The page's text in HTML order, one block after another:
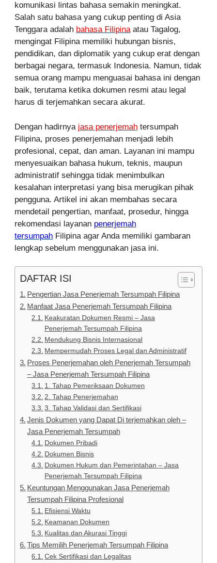
komunikasi lintas bahasa semakin meningkat.
Salah satu bahasa yang cukup penting di Asia
Tenggara adalah bahasa Filipinaatau Tagalog,
mengingat Filipina memiliki hubungan bisnis,
pendidikan, dan diplomatik yang cukup erat dengan
berbagai negara, termasuk Indonesia. Namun, tidak
semua orang mampu menguasai bahasa ini dengan
baik, terutama ketika dokumen resmi atau legal
harus di terjemahkan secara akurat.
Dengan hadirnya jasa penerjemah tersumpah
Filipina, proses penerjemahan menjadi lebih
profesional, cepat, dan aman. Layanan ini mampu
menyesuaikan bahasa hukum, teknis, maupun
administratif sehingga tidak menimbulkan
kesalahan interpretasi yang bisa merugikan pihak
pengguna. Artikel ini akan membahas secara
mendetail pengertian, manfaat, prosedur, hingga
rekomendasi layanan penerjemah
tersumpah Filipina agar Anda memiliki gambaran
lengkap sebelum menggunakan jasa ini.
DAFTAR ISI
Pengertian Jasa Penerjemah Tersumpah Filipina
Manfaat Jasa Penerjemah Tersumpah Filipina
Keakuratan Dokumen Resmi – Jasa
Penerjemah Tersumpah Filipina
Mendukung Bisnis Internasional
Mempermudah Proses Legal dan Administratif
Proses Penerjemahan oleh Penerjemah Tersumpah
– Jasa Penerjemah Tersumpah Filipina
1. Tahap Pemeriksaan Dokumen
2. Tahap Penerjemahan
3. Tahap Validasi dan Sertifikasi
Jenis Dokumen yang Dapat Di terjemahkan oleh –
Jasa Penerjemah Tersumpah
Dokumen Pribadi
Dokumen Bisnis
Dokumen Hukum dan Pemerintahan – Jasa
Penerjemah Tersumpah Filipina
Keuntungan Menggunakan Jasa Penerjemah
Tersumpah Filipina Profesional
Efisiensi Waktu
Keamanan Dokumen
Kualitas dan Akurasi Tinggi
Tips Memilih Penerjemah Tersumpah Filipina
Cek Sertifikasi dan Legalitas